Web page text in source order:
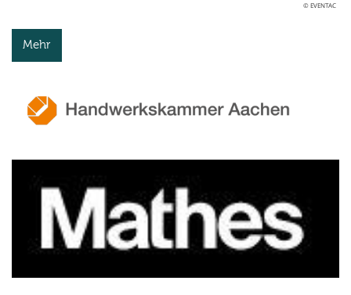
© EVENTAC
Mehr